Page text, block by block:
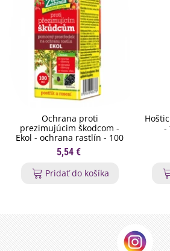
Ochrana proti
prezimujúcim škodcom -
Ekol - ochrana rastlín - 100
ml
5,54 €
Pridať do košíka
-